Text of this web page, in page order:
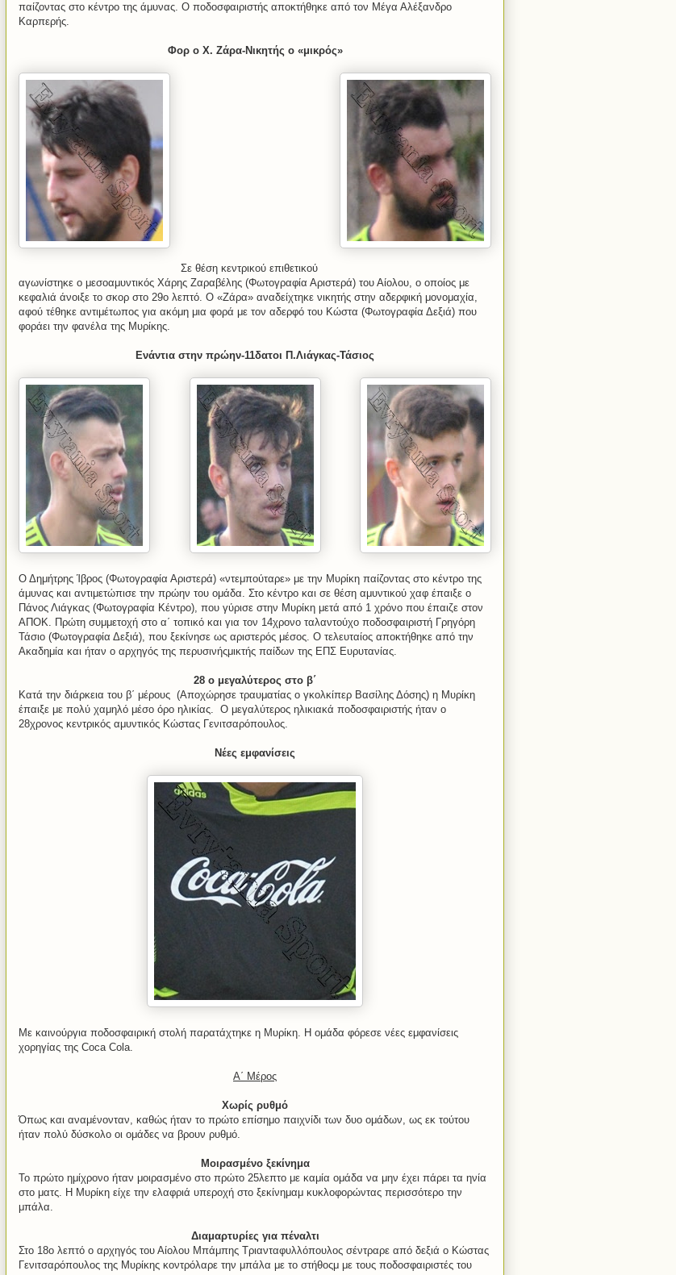
παίζοντας στο κέντρο της άμυνας. Ο ποδοσφαιριστής αποκτήθηκε από τον Μέγα Αλέξανδρο
Καρπερής.
Φορ ο Χ. Ζάρα-Νικητής ο «μικρός»
Σε θέση κεντρικού επιθετικού
αγωνίστηκε ο μεσοαμυντικός Χάρης Ζαραβέλης (Φωτογραφία Αριστερά) του Αίολου, ο οποίος με
κεφαλιά άνοιξε το σκορ στο 29ο λεπτό. Ο «Ζάρα» αναδείχτηκε νικητής στην αδερφική μονομαχία,
αφού τέθηκε αντιμέτωπος για ακόμη μια φορά με τον αδερφό του Κώστα (Φωτογραφία Δεξιά) που
φοράει την φανέλα της Μυρίκης.
Ενάντια στην πρώην-11δατοι Π.Λιάγκας-Τάσιος
Ο Δημήτρης Ίβρος (Φωτογραφία Αριστερά) «ντεμπούταρε» με την Μυρίκη παίζοντας στο κέντρο της
άμυνας και αντιμετώπισε την πρώην του ομάδα. Στο κέντρο και σε θέση αμυντικού χαφ έπαιξε ο
Πάνος Λιάγκας (Φωτογραφία Κέντρο), που γύρισε στην Μυρίκη μετά από 1 χρόνο που έπαιζε στον
ΑΠΟΚ. Πρώτη συμμετοχή στο α΄ τοπικό και για τον 14χρονο ταλαντούχο ποδοσφαιριστή Γρηγόρη
Τάσιο (Φωτογραφία Δεξιά), που ξεκίνησε ως αριστερός μέσος. Ο τελευταίος αποκτήθηκε από την
Ακαδημία και ήταν ο αρχηγός της περυσινήςμικτής παίδων της ΕΠΣ Ευρυτανίας.
28 ο μεγαλύτερος στο β΄
Κατά την διάρκεια του β΄ μέρους (Αποχώρησε τραυματίας ο γκολκίπερ Βασίλης Δόσης) η Μυρίκη
έπαιξε με πολύ χαμηλό μέσο όρο ηλικίας. Ο μεγαλύτερος ηλικιακά ποδοσφαιριστής ήταν ο
28χρονος κεντρικός αμυντικός Κώστας Γενιτσαρόπουλος.
Νέες εμφανίσεις
Με καινούργια ποδοσφαιρική στολή παρατάχτηκε η Μυρίκη. Η ομάδα φόρεσε νέες εμφανίσεις
χορηγίας της Coca Cola.
Α΄ Μέρος
Χωρίς ρυθμό
Όπως και αναμένονταν, καθώς ήταν το πρώτο επίσημο παιχνίδι των δυο ομάδων, ως εκ τούτου
ήταν πολύ δύσκολο οι ομάδες να βρουν ρυθμό.
Μοιρασμένο ξεκίνημα
Το πρώτο ημίχρονο ήταν μοιρασμένο στο πρώτο 25λεπτο με καμία ομάδα να μην έχει πάρει τα ηνία
στο ματς. Η Μυρίκη είχε την ελαφριά υπεροχή στο ξεκίνημαμ κυκλοφορώντας περισσότερο την
μπάλα.
Διαμαρτυρίες για πέναλτι
Στο 18ο λεπτό ο αρχηγός του Αίολου Μπάμπης Τριανταφυλλόπουλος σέντραρε από δεξιά ο Κώστας
Γενιτσαρόπουλος της Μυρίκης κοντρόλαρε την μπάλα με το στήθοςμ με τους ποδοσφαιριστές του